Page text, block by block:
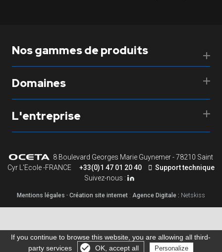
Nos gammes de produits
Domaines
L'entreprise
8 Boulevard Georges Marie Guynemer - 78210 Saint
Cyr L'Ecole -FRANCE
+33(0)1 47 01 20 40
Support technique
Suivez-nous :
Mentions légales - Création site internet : Agence Digitale : Netskiss
Gérer les cookies
If you continue to browse this website, you are allowing all third-
party services
OK, accept all Personalize